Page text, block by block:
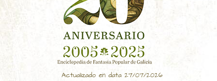
Actualizado en data 27/07/2026